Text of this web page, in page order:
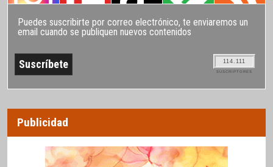
Puedes suscribirte por correo electrónico, te enviaremos un
email cuando se publiquen nuevos contenidos
114.111
SUSCRIPTORES
Publicidad